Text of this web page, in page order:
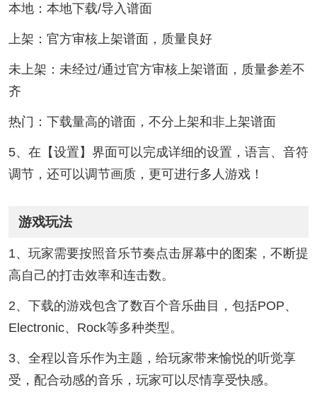
本地：本地下载/导入谱面
上架：官方审核上架谱面，质量良好
未上架：未经过/通过官方审核上架谱面，质量参差不
齐
热门：下载量高的谱面，不分上架和非上架谱面
5、在【设置】界面可以完成详细的设置，语言、音符
调节，还可以调节画质，更可进行多人游戏！
游戏玩法
1、玩家需要按照音乐节奏点击屏幕中的图案，不断提
高自己的打击效率和连击数。
2、下载的游戏包含了数百个音乐曲目，包括POP、
Electronic、Rock等多种类型。
3、全程以音乐作为主题，给玩家带来愉悦的听觉享
受，配合动感的音乐，玩家可以尽情享受快感。